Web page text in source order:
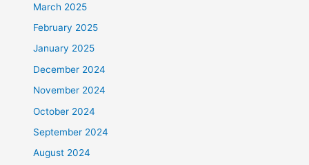
March 2025
February 2025
January 2025
December 2024
November 2024
October 2024
September 2024
August 2024